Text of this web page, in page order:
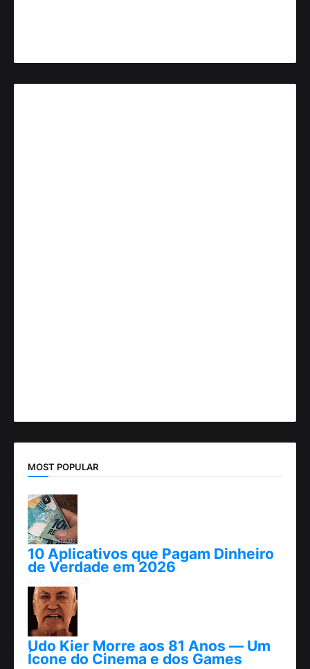
MOST POPULAR
10 Aplicativos que Pagam Dinheiro
de Verdade em 2026
Udo Kier Morre aos 81 Anos — Um
Ícone do Cinema e dos Games